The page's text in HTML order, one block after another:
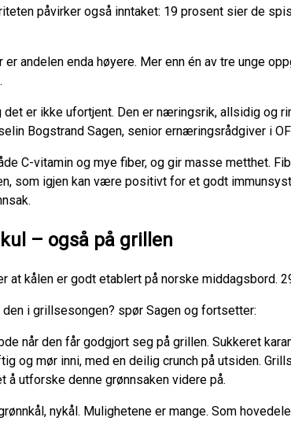
påvirker også inntaket: 19 prosent sier de
er andelen enda høyere. Mer enn én av tre unge
det er ikke ufortjent. Den er næringsrik, allsidig og
Bogstrand Sagen, senior ernæringsrådgiver i
C-vitamin og mye fiber, og gir masse metthet.
som igjen kan være positivt for et godt
– også på grillen
at kålen er godt etablert på norske middagsbord.
den i grillsesongen? spør Sagen og fortsetter:
når den får godgjort seg på grillen. Sukkeret
og mør inni, med en deilig crunch på utsiden.
å utforske denne grønnsaken videre på.
nykål. Mulighetene er mange. Som